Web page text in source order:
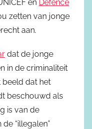
en Defence
zetten van jonge
aan.
dat de jonge
in de criminaliteit
beeld dat het
beschouwd als
is van de
“illegalen”